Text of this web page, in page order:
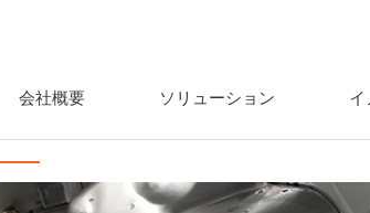
会社概要 ソリューション